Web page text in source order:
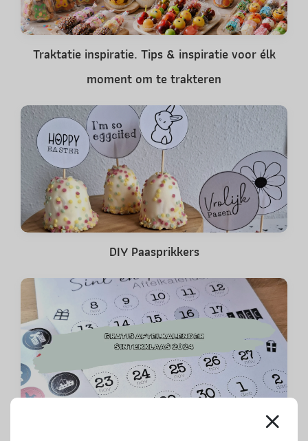
Traktatie inspiratie. Tips & inspiratie voor élk
moment om te trakteren
DIY Paasprikkers